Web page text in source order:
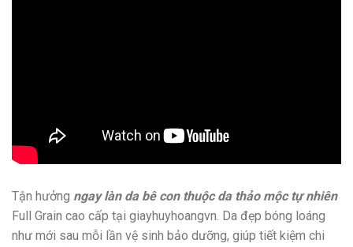
Tận hưởng ngay làn da bê con thuộc da thảo mộc tự nhiên
Full Grain cao cấp tại giayhuyhoangvn. Da đẹp bóng loáng
như mới sau mỗi lần vệ sinh bảo dưỡng, giúp tiết kiệm chi